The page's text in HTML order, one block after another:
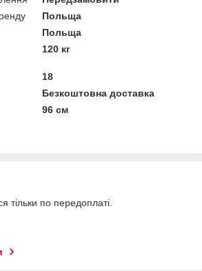
Польща
Польща
120 кг
18
Безкоштовна доставка
96 см
тільки по передоплаті.